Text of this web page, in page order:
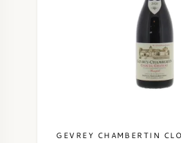
GEVREY CHAMBERTIN